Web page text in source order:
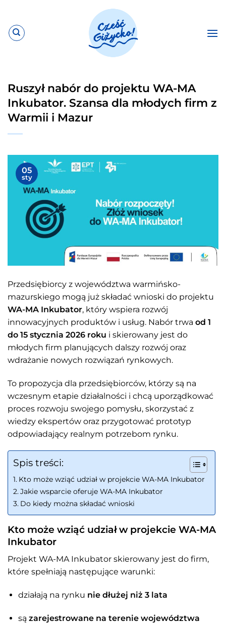
zawartości
Ruszył nabór do projektu WA-MA
Inkubator. Szansa dla młodych firm z
Warmii i Mazur
05
sty
Przedsiębiorcy z województwa warmińsko-
mazurskiego mogą już składać wnioski do projektu
WA-MA Inkubator, który wspiera rozwój
innowacyjnych produktów i usług. Nabór trwa od 1
do 15 stycznia 2026 roku i skierowany jest do
młodych firm planujących dalszy rozwój oraz
wdrażanie nowych rozwiązań rynkowych.
To propozycja dla przedsiębiorców, którzy są na
wczesnym etapie działalności i chcą uporządkować
proces rozwoju swojego pomysłu, skorzystać z
wiedzy ekspertów oraz przygotować prototyp
odpowiadający realnym potrzebom rynku.
Spis treści:
Kto może wziąć udział w projekcie WA-MA Inkubator
Jakie wsparcie oferuje WA-MA Inkubator
Do kiedy można składać wnioski
Kto może wziąć udział w projekcie WA-MA
Inkubator
Projekt WA-MA Inkubator skierowany jest do firm,
które spełniają następujące warunki:
działają na rynku nie dłużej niż 3 lata
są zarejestrowane na terenie województwa